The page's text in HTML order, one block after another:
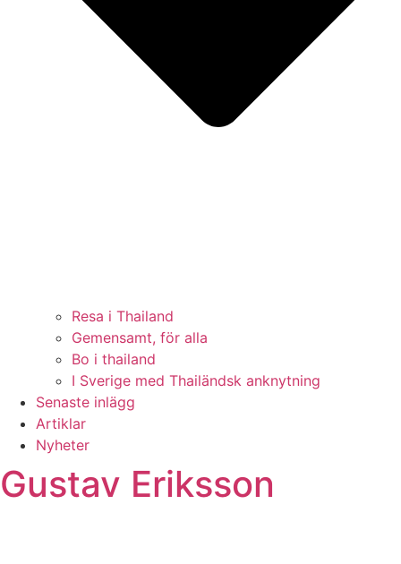
Resa i Thailand
Gemensamt, för alla
Bo i thailand
I Sverige med Thailändsk anknytning
Senaste inlägg
Artiklar
Nyheter
Gustav Eriksson